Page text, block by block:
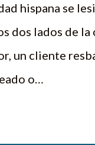
hispana se
dos lados de la
un cliente
o…